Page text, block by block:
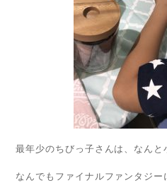
最年少のちびっ子さんは、なんと
なんでもファイナルファンタジ